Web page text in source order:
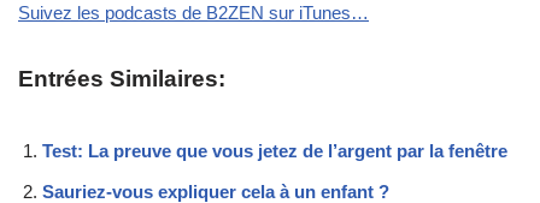
Suivez les podcasts de B2ZEN sur iTunes…
Entrées Similaires:
Test: La preuve que vous jetez de l’argent par la fenêtre
Sauriez-vous expliquer cela à un enfant ?